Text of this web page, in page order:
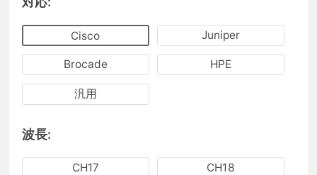
Cisco Juniper
Brocade HPE
汎用
波長:
CH17 CH18